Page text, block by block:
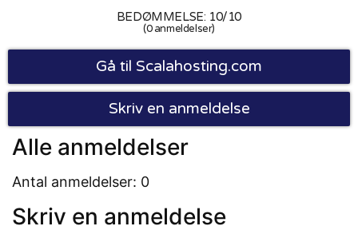
BEDØMMELSE: 10/10
(0 anmeldelser)
Gå til Scalahosting.com
Skriv en anmeldelse
Alle anmeldelser
Antal anmeldelser: 0
Skriv en anmeldelse